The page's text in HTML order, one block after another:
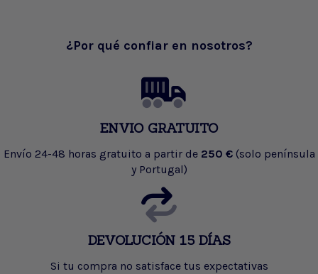
¿Por qué confiar en nosotros?
ENVIO GRATUITO
Envío 24-48 horas gratuito a partir de 250 € (solo península
y Portugal)
DEVOLUCIÓN 15 DÍAS
Si tu compra no satisface tus expectativas